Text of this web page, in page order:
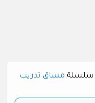
مساق تدريب